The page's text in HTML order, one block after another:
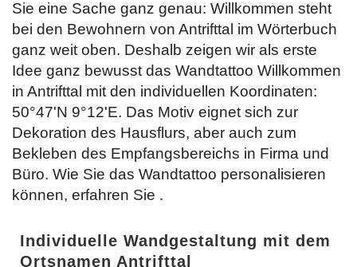
Sie eine Sache ganz genau: Willkommen steht
bei den Bewohnern von Antrifttal im Wörterbuch
ganz weit oben. Deshalb zeigen wir als erste
Idee ganz bewusst das Wandtattoo Willkommen
in Antrifttal mit den individuellen Koordinaten:
50°47'N 9°12'E. Das Motiv eignet sich zur
Dekoration des Hausflurs, aber auch zum
Bekleben des Empfangsbereichs in Firma und
Büro. Wie Sie das Wandtattoo personalisieren
können, erfahren Sie .
Individuelle Wandgestaltung mit dem
Ortsnamen Antrifttal